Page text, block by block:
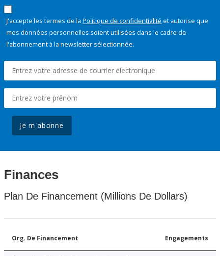
J'accepte les termes de la Politique de confidentialité et autorise que
mes données personnelles soient utilisées dans le cadre de
l'abonnement à la newsletter sélectionnée.
Je m'abonne
Finances
Plan De Financement (Millions De Dollars)
Org. De Financement Engagements